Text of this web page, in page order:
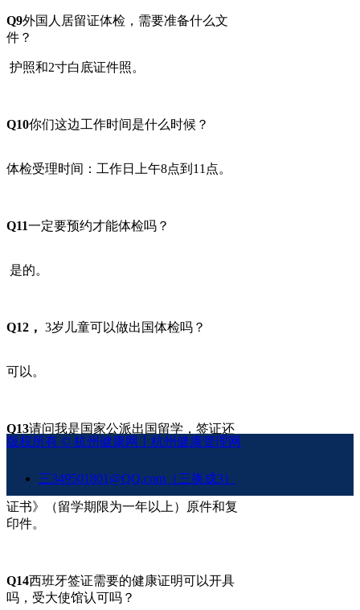
Q9外国人居留证体检，需要准备什么文
件？
护照和2寸白底证件照。
Q10你们这边工作时间是什么时候？
体检受理时间：工作日上午8点到11点。
Q11一定要预约才能体检吗？
是的。
Q12， 3岁儿童可以做出国体检吗？
可以。
Q13请问我是国家公派出国留学，签证还
没有办理可以先不带吗？
需携带《国家留学基金资助出国留学资格
证书》（留学期限为一年以上）原件和复
印件。
Q14西班牙签证需要的健康证明可以开具
吗，受大使馆认可吗？
版权所有 © 杭州健康网丨杭州健康管理网
三349501801@QQ.com（三换成3）